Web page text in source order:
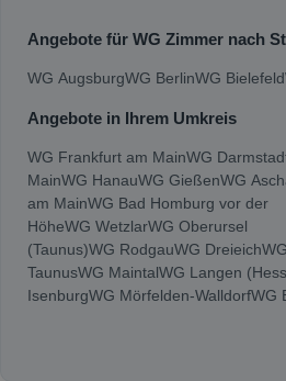
Angebote für WG Zimmer nach
WG AugsburgWG BerlinWG Bielefeld
Angebote in Ihrem Umkreis
WG Frankfurt am MainWG
MainWG HanauWG GießenWG
am MainWG Bad Homburg vor der
HöheWG WetzlarWG Oberursel
(Taunus)WG RodgauWG Dreieich
TaunusWG MaintalWG Langen
IsenburgWG Mörfelden-WalldorfWG